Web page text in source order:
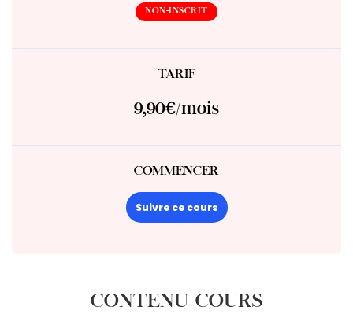
NON-INSCRIT
TARIF
9,90€/mois
COMMENCER
Suivre ce cours
CONTENU COURS